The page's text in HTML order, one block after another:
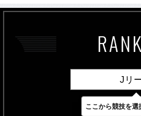
Jリ
最新 24
ここから競技を選